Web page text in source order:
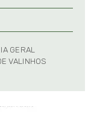
GERAL
VALINHOS